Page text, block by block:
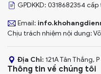
GPDKKD: 0318682354 cấp
Email:
Chịu trách nhiệm nội dung:
Địa Chỉ: 121A Tân Thắng,
Thông tin về chúng tôi